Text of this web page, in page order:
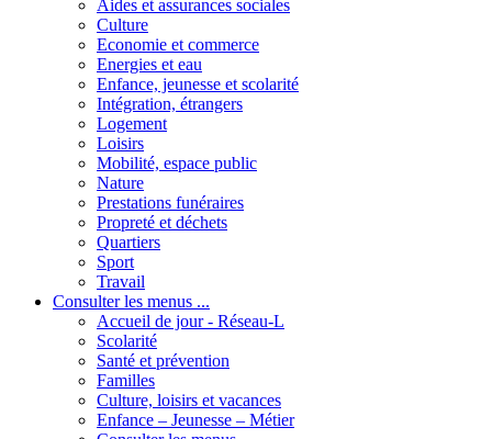
Aides et assurances sociales
Culture
Economie et commerce
Energies et eau
Enfance, jeunesse et scolarité
Intégration, étrangers
Logement
Loisirs
Mobilité, espace public
Nature
Prestations funéraires
Propreté et déchets
Quartiers
Sport
Travail
Consulter les menus ...
Accueil de jour - Réseau-L
Scolarité
Santé et prévention
Familles
Culture, loisirs et vacances
Enfance – Jeunesse – Métier